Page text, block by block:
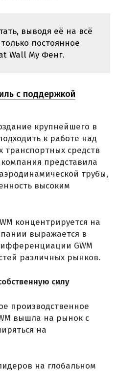
выводя её на всё
постоянное
Wall Му Фенг.
с поддержкой
крупнейшего в
к работе над
транспортных средств
представила
трубы,
высоким
концентрируется на
выражается в
GWM
различных рынков.
силу
производственное
вышла на рынок с
на
на глобальном